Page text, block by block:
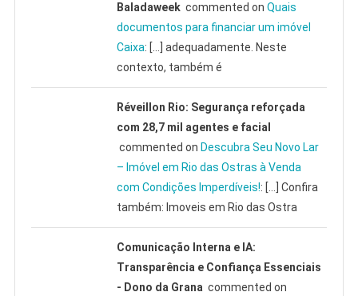
Baladaweek commented onQuais
documentos para financiar um imóvel
Caixa: […] adequadamente. Neste
contexto, também é
Réveillon Rio: Segurança reforçada
com 28,7 mil agentes e facial
commented on Descubra Seu Novo Lar
– Imóvel em Rio das Ostras à Venda
com Condições Imperdíveis!: […] Confira
também: Imoveis em Rio das Ostra
Comunicação Interna e IA:
Transparência e Confiança Essenciais
- Dono da Grana commented on